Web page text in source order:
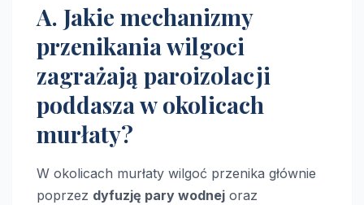
A. Jakie mechanizmy
przenikania wilgoci
zagrażają paroizolacji
poddasza w okolicach
murłaty?
W okolicach murłaty wilgoć przenika głównie
poprzez dyfuzję pary wodnej oraz